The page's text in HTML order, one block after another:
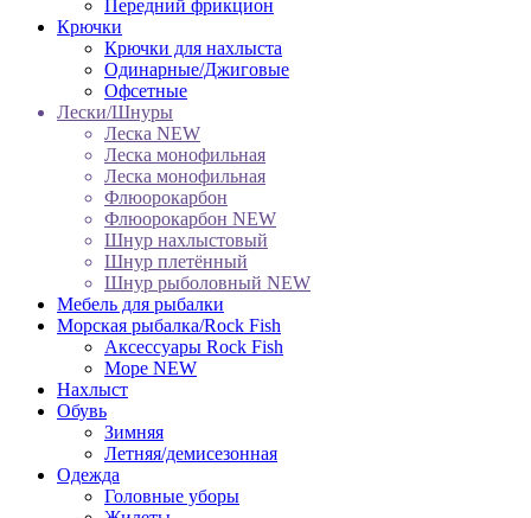
Передний фрикцион
Крючки
Крючки для нахлыста
Одинарные/Джиговые
Офсетные
Лески/Шнуры
Леска NEW
Леска монофильная
Леска монофильная
Флюорокарбон
Флюорокарбон NEW
Шнур нахлыстовый
Шнур плетённый
Шнур рыболовный NEW
Мебель для рыбалки
Морская рыбалка/Rock Fish
Аксессуары Rock Fish
Море NEW
Нахлыст
Обувь
Зимняя
Летняя/демисезонная
Одежда
Головные уборы